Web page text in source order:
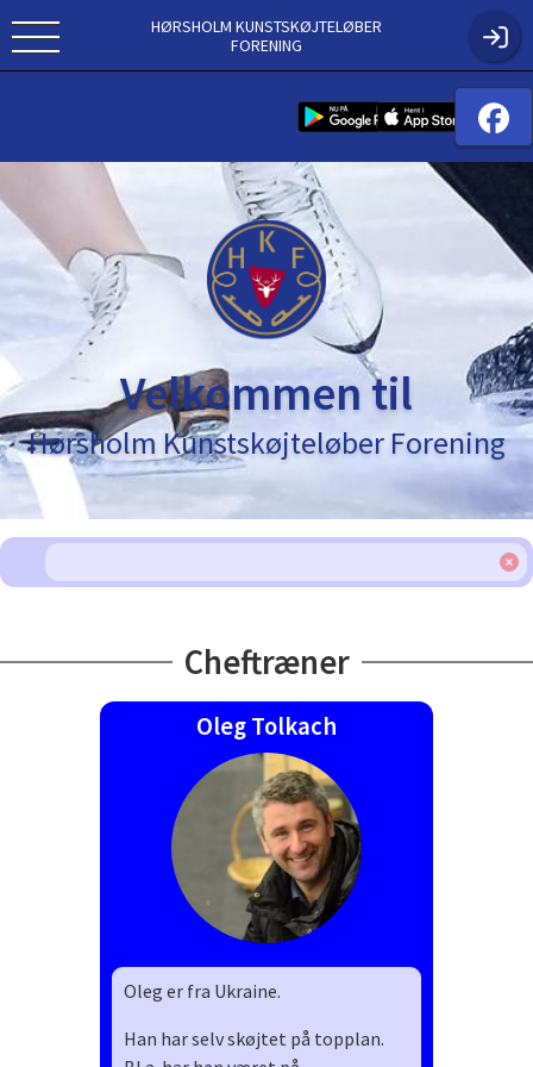
HØRSHOLM KUNSTSKØJTELØBER
FORENING
Velkommen til
Hørsholm Kunstskøjteløber Forening
Cheftræner
Oleg Tolkach
Oleg er fra Ukraine.
Han har selv skøjtet på topplan.